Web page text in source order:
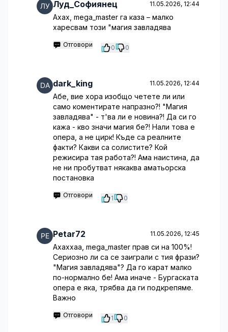
Луд_Софиянец 11.05.2026, 12:44
Ахах, mega_master га каза – малко
харесвам този "магия завладява
Отговори 0 0
dark_king 11.05.2026, 12:44
Абе, вие хора изобщо четете ли или
само коментирате напразно?! "Магия
завладява" - т'ва ли е новина?! Да си го
кажа - кво значи магия бе?! Нали това е
опера, а не цирк! Къде са реалните
факти? Какви са солистите? Кой
режисира тая работа?! Ама наистина, да
не ни пробутват някаква аматьорска
постановка
Отговори 1 0
Petar72 11.05.2026, 12:45
Ахаххаа, mega_master прав си на 100%!
Сериозно ли са се заиграли с тия фрази?
"Магия завладява"? Да го карат малко
по-нормално бе! Ама иначе - Бургаската
опера е яка, трябва да ги подкрепяме.
Важно
Отговори 1 0